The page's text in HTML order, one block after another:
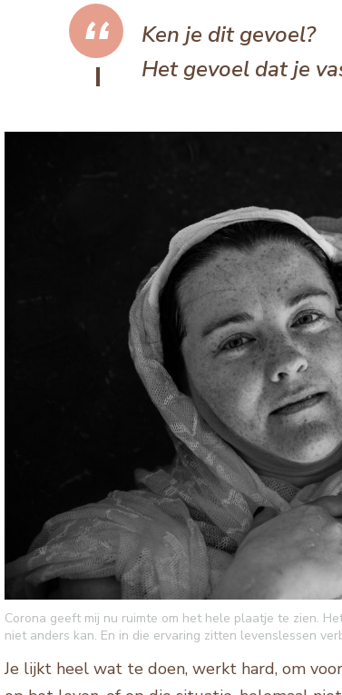
Ken je dit gevoel?
Het gevoel dat je
Corona geeft mij nu ruimte om het hele plaatje te zien.
niet anders kan. En in die ervaring zitten levenslessen
Je lijkt heel wat te doen, werkt hard, om